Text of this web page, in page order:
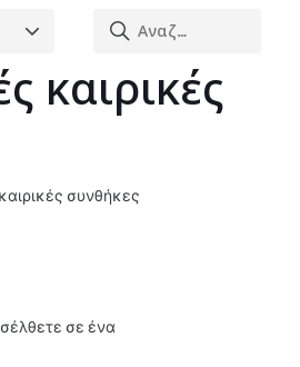
καιρικές
συνθήκες
σε ένα